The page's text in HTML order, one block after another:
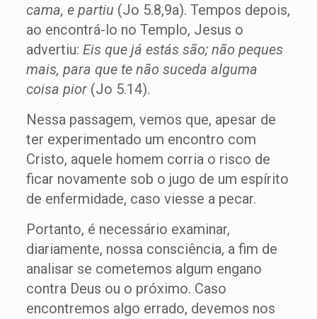
cama, e partiu (Jo 5.8,9a). Tempos depois,
ao encontrá-lo no Templo, Jesus o
advertiu: Eis que já estás são; não peques
mais, para que te não suceda alguma
coisa pior (Jo 5.14).
Nessa passagem, vemos que, apesar de
ter experimentado um encontro com
Cristo, aquele homem corria o risco de
ficar novamente sob o jugo de um espírito
de enfermidade, caso viesse a pecar.
Portanto, é necessário examinar,
diariamente, nossa consciência, a fim de
analisar se cometemos algum engano
contra Deus ou o próximo. Caso
encontremos algo errado, devemos nos